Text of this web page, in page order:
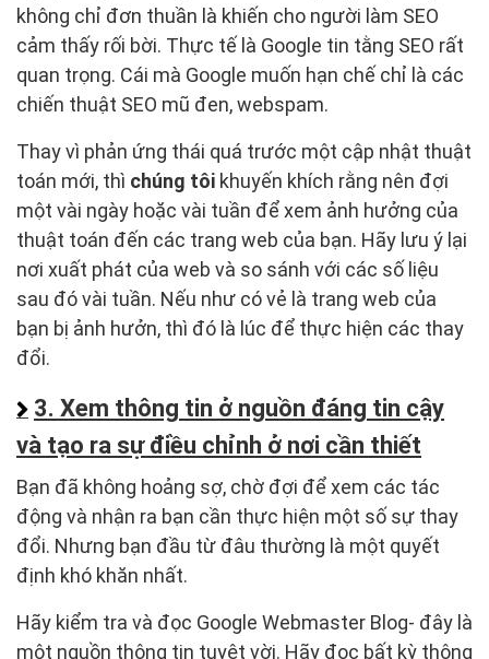
không chỉ đơn thuần là khiến cho người làm SEO
cảm thấy rối bời. Thực tế là Google tin tằng SEO rất
quan trọng. Cái mà Google muốn hạn chế chỉ là các
chiến thuật SEO mũ đen, webspam.
Thay vì phản ứng thái quá trước một cập nhật thuật
toán mới, thì chúng tôi khuyến khích rằng nên đợi
một vài ngày hoặc vài tuần để xem ảnh hưởng của
thuật toán đến các trang web của bạn. Hãy lưu ý lại
nơi xuất phát của web và so sánh với các số liệu
sau đó vài tuần. Nếu như có vẻ là trang web của
bạn bị ảnh hưởn, thì đó là lúc để thực hiện các thay
đổi.
3. Xem thông tin ở nguồn đáng tin cậy
và tạo ra sự điều chỉnh ở nơi cần thiết
Bạn đã không hoảng sợ, chờ đợi để xem các tác
động và nhận ra bạn cần thực hiện một số sự thay
đổi. Nhưng bạn đầu từ đâu thường là một quyết
định khó khăn nhất.
Hãy kiểm tra và đọc Google Webmaster Blog- đây là
một nguồn thông tin tuyệt vời. Hãy đọc bất kỳ thông